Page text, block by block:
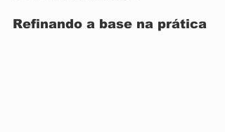
Refinando a base na prática